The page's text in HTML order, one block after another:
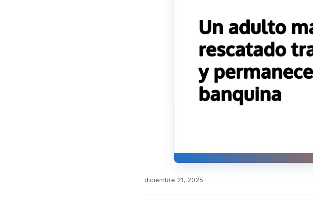
diciembre 21, 2025